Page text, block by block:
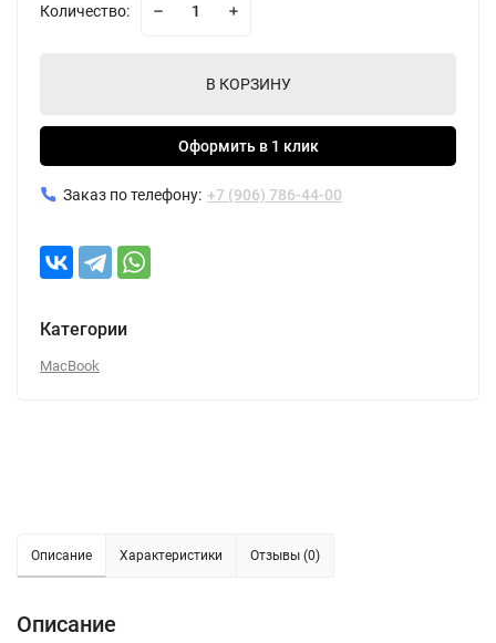
Количество:
В КОРЗИНУ
Оформить в 1 клик
Заказ по телефону: +7 (906) 786-44-00
Категории
MacBook
Описание Характеристики Отзывы (0)
Описание